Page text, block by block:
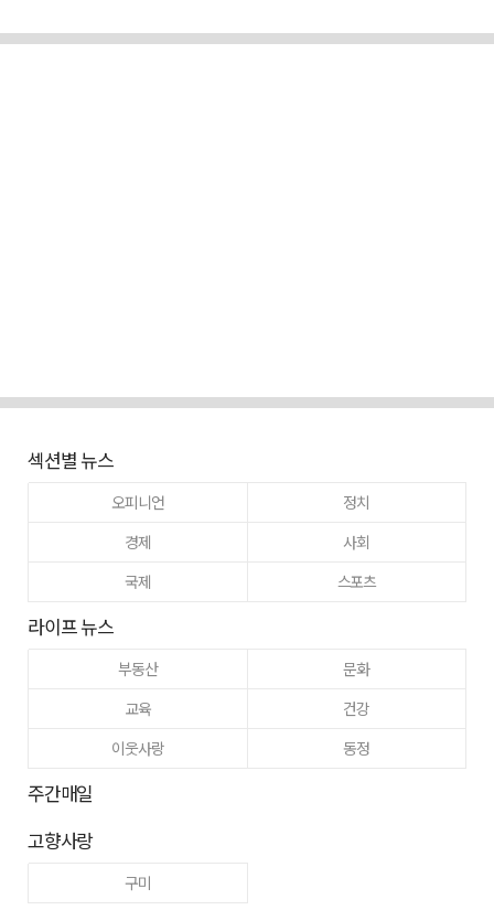
섹션별 뉴스
오피니언
정치
경제
사회
국제
스포츠
라이프 뉴스
부동산
문화
교육
건강
이웃사랑
동정
주간매일
고향사랑
구미